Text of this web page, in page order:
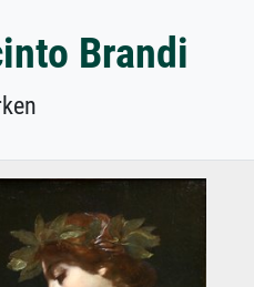
Brandi